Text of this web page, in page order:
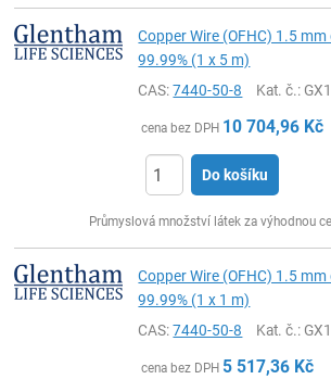
Copper Wire (OFHC) 1.5 mm
99.99% (1 x 5 m)
CAS:7440-50-8 Kat. č.:
cena bez DPH 10 704,96 Kč
Do košíku
Průmyslová množství látek za výhodnou
Copper Wire (OFHC) 1.5 mm
99.99% (1 x 1 m)
CAS:7440-50-8 Kat. č.:
cena bez DPH 5 517,36 Kč